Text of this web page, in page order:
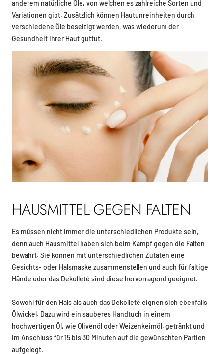
anderem natürliche Öle, von welchen es zahlreiche Sorten und
Variationen gibt. Zusätzlich können Hautunreinheiten durch
verschiedene Öle beseitigt werden, was wiederum der
Gesundheit Ihrer Haut guttut.
HAUSMITTEL GEGEN FALTEN
Es müssen nicht immer die unterschiedlichen Produkte sein,
denn auch Hausmittel haben sich beim Kampf gegen die Falten
bewährt. Sie können mit unterschiedlichen Zutaten eine
Gesichts- oder Halsmaske zusammenstellen und auch für faltige
Hände oder das Dekolleté sind diese hervorragend geeignet.
Sowohl für den Hals als auch das Dekolleté eignen sich ebenfalls
Ölwickel. Dazu wird ein sauberes Handtuch in einem
hochwertigen Öl, wie Olivenöl oder Weizenkeimöl, getränkt und
im Anschluss für 15 bis 30 Minuten auf die gewünschten Partien
aufgelegt.